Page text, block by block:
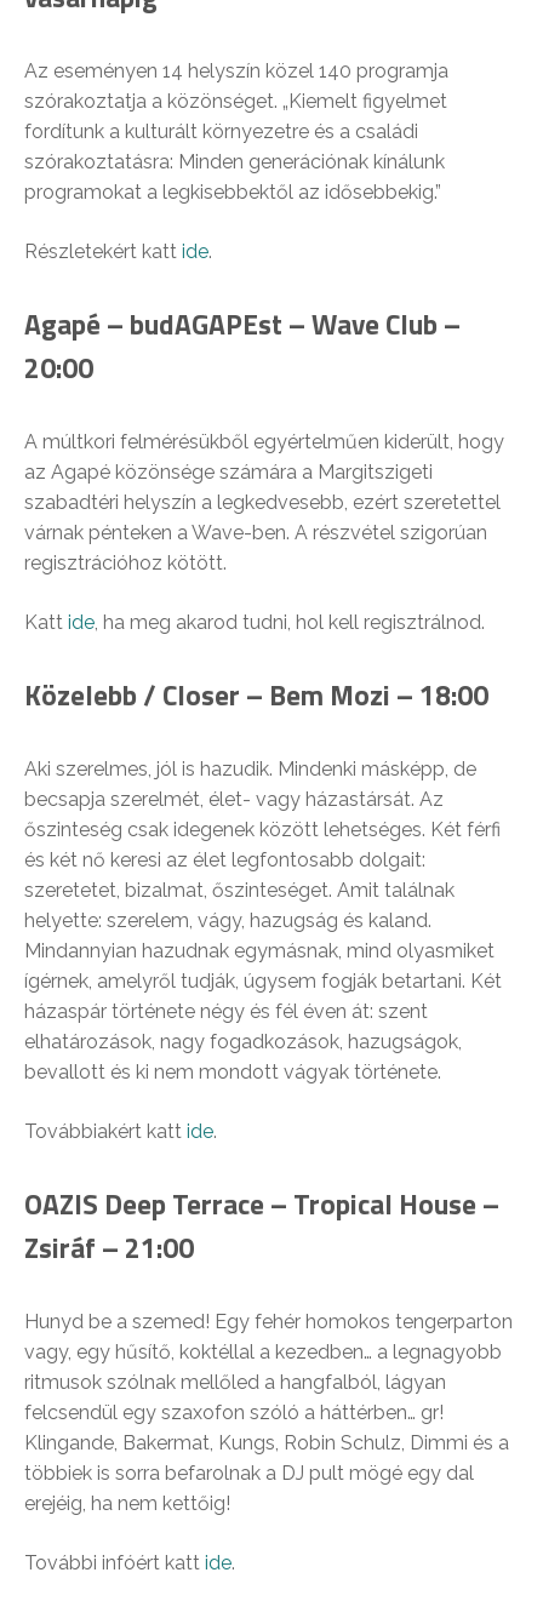
Az eseményen 14 helyszín közel 140 programja
szórakoztatja a közönséget. „Kiemelt figyelmet
fordítunk a kulturált környezetre és a családi
szórakoztatásra: Minden generációnak kínálunk
programokat a legkisebbektől az idősebbekig.”
Részletekért katt ide.
Agapé – budAGAPEst – Wave Club –
20:00
A múltkori felmérésükből egyértelműen kiderült, hogy
az Agapé közönsége számára a Margitszigeti
szabadtéri helyszín a legkedvesebb, ezért szeretettel
várnak pénteken a Wave-ben. A részvétel szigorúan
regisztrációhoz kötött.
Katt ide, ha meg akarod tudni, hol kell regisztrálnod.
Közelebb / Closer – Bem Mozi – 18:00
Aki szerelmes, jól is hazudik. Mindenki másképp, de
becsapja szerelmét, élet- vagy házastársát. Az
őszinteség csak idegenek között lehetséges. Két férfi
és két nő keresi az élet legfontosabb dolgait:
szeretetet, bizalmat, őszinteséget. Amit találnak
helyette: szerelem, vágy, hazugság és kaland.
Mindannyian hazudnak egymásnak, mind olyasmiket
ígérnek, amelyről tudják, úgysem fogják betartani. Két
házaspár története négy és fél éven át: szent
elhatározások, nagy fogadkozások, hazugságok,
bevallott és ki nem mondott vágyak története.
Továbbiakért katt ide.
OAZIS Deep Terrace – Tropical House –
Zsiráf – 21:00
Hunyd be a szemed! Egy fehér homokos tengerparton
vagy, egy hűsítő, koktéllal a kezedben… a legnagyobb
ritmusok szólnak mellőled a hangfalból, lágyan
felcsendül egy szaxofon szóló a háttérben… gr!
Klingande, Bakermat, Kungs, Robin Schulz, Dimmi és a
többiek is sorra befarolnak a DJ pult mögé egy dal
erejéig, ha nem kettőig!
További infóért katt ide.